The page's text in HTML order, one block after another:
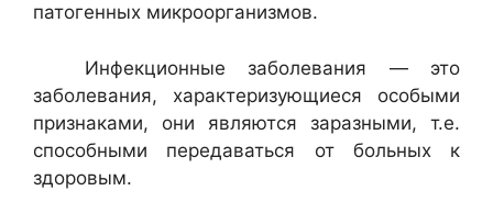
патогенных микроор­ганизмов.
Инфекционные заболевания — это
заболевания, характеризую­щиеся особыми
признаками, они являются заразными, т.е.
способ­ными передаваться от больных к
здоровым.